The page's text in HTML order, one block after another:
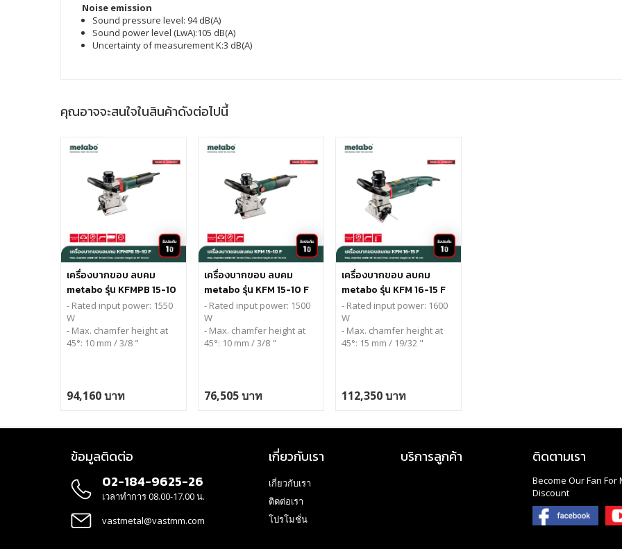
Noise emission
Sound pressure level: 94 dB(A)
Sound power level (LwA):105 dB(A)
Uncertainty of measurement K:3 dB(A)
คุณอาจจะสนใจในสินค้าดังต่อไปนี้
เครื่องบากขอบ ลบคม
metabo รุ่น KFMPB 15-10
F Paddle Switch (สวิทช์
เซฟตี้)
- Rated input power: 1550
W
- Max. chamfer height at
45°: 10 mm / 3/8 "
94,160 บาท
เครื่องบากขอบ ลบคม
metabo รุ่น KFM 15-10 F
- Rated input power: 1500
W
- Max. chamfer height at
45°: 10 mm / 3/8 "
76,505 บาท
เครื่องบากขอบ ลบคม
metabo รุ่น KFM 16-15 F
- Rated input power: 1600
W
- Max. chamfer height at
45°: 15 mm / 19/32 "
112,350 บาท
ข้อมูลติดต่อ
02-184-9625-26
เวลาทำการ 08.00-17.00 น.
vastmetal@vastmm.com
เกี่ยวกับเรา
เกี่ยวกับเรา
ติดต่อเรา
โปรโมชั่น
บริการลูกค้า ติดตามเรา
Become Our Fan For
Discount